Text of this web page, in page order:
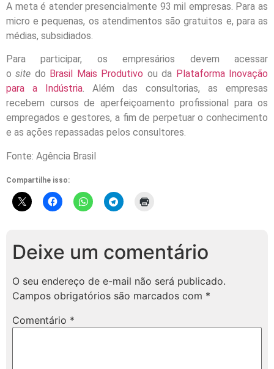
A meta é atender presencialmente 93 mil empresas. Para as
micro e pequenas, os atendimentos são gratuitos e, para as
médias, subsidiados.
Para participar, os empresários devem acessar
osite do Brasil Mais Produtivo ou da Plataforma Inovação
para a Indústria. Além das consultorias, as empresas
recebem cursos de aperfeiçoamento profissional para os
empregados e gestores, a fim de perpetuar o conhecimento
e as ações repassadas pelos consultores.
Fonte: Agência Brasil
Compartilhe isso:
Deixe um comentário
O seu endereço de e-mail não será publicado.
Campos obrigatórios são marcados com *
Comentário *